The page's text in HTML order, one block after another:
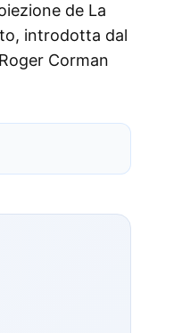
de La
introdotta dal
Corman